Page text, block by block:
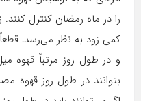
کمی زود به نظر می‌رسد!
و در طول روز مرتباً قهوه
بتوانند در طول روز قهوه